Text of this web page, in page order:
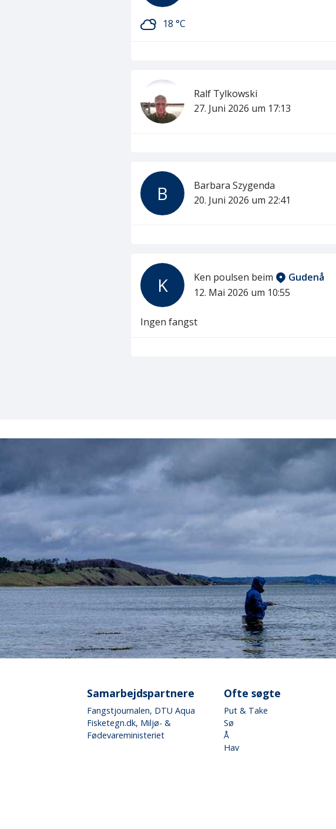
18 °C
Ralf Tylkowski
27. Juni 2026 um 17:13
B
Barbara Szygenda
20. Juni 2026 um 22:41
K Ken poulsen beim
Gudenå
12. Mai 2026 um 10:55
Ingen fangst
Samarbejdspartnere
Fangstjournalen, DTU Aqua
Fisketegn.dk, Miljø- &
Fødevareministeriet
Ofte søgte
Put & Take
Sø
Å
Hav